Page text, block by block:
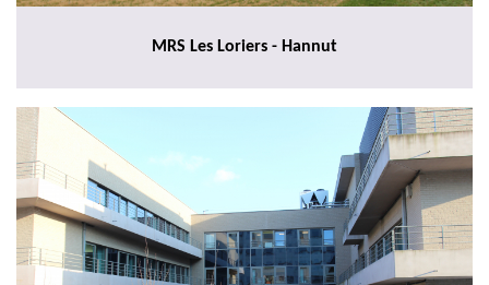
MRS Les Loriers - Hannut